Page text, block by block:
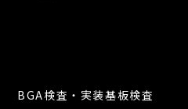
BGA検査・実装基板検査